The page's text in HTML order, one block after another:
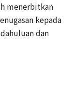
menerbitkan
kepada
dan